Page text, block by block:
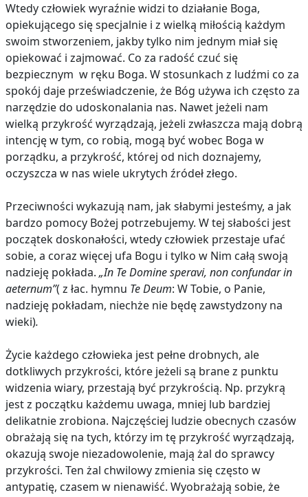
Wtedy człowiek wyraźnie widzi to działanie Boga,
opiekującego się specjalnie i z wielką miłością każdym
swoim stworzeniem, jakby tylko nim jednym miał się
opiekować i zajmować. Co za radość czuć się
bezpiecznym w ręku Boga. W stosunkach z ludźmi co za
spokój daje przeświadczenie, że Bóg używa ich często za
narzędzie do udoskonalania nas. Nawet jeżeli nam
wielką przykrość wyrządzają, jeżeli zwłaszcza mają dobrą
intencję w tym, co robią, mogą być wobec Boga w
porządku, a przykrość, której od nich doznajemy,
oczyszcza w nas wiele ukrytych źródeł złego.
Przeciwności wykazują nam, jak słabymi jesteśmy, a jak
bardzo pomocy Bożej potrzebujemy. W tej słabości jest
początek doskonałości, wtedy człowiek przestaje ufać
sobie, a coraz więcej ufa Bogu i tylko w Nim całą swoją
nadzieję pokłada. „In Te Domine speravi, non confundar in
aeternum”( z łac. hymnu Te Deum: W Tobie, o Panie,
nadzieję pokładam, niechże nie będę zawstydzony na
wieki).
Życie każdego człowieka jest pełne drobnych, ale
dotkliwych przykrości, które jeżeli są brane z punktu
widzenia wiary, przestają być przykrością. Np. przykrą
jest z początku każdemu uwaga, mniej lub bardziej
delikatnie zrobiona. Najczęściej ludzie obecnych czasów
obrażają się na tych, którzy im tę przykrość wyrządzają,
okazują swoje niezadowolenie, mają żal do sprawcy
przykrości. Ten żal chwilowy zmienia się często w
antypatię, czasem w nienawiść. Wyobrażają sobie, że